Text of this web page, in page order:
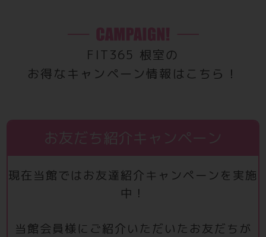
FIT365 根室の
お得なキャンペーン情報はこちら！
お友だち紹介キャンペーン
現在当館ではお友達紹介キャンペーンを実施
中！
当館会員様にご紹介いただいたお友だちが